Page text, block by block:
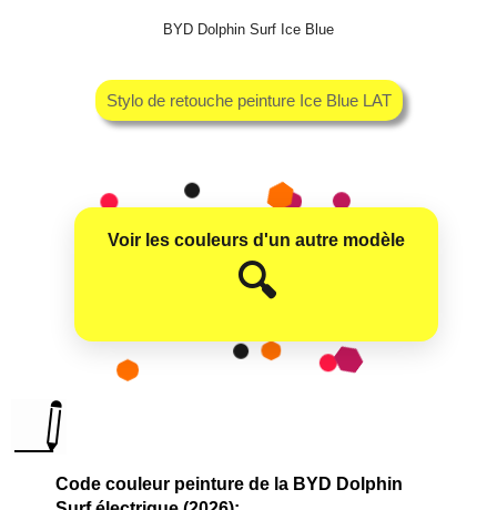
BYD Dolphin Surf Ice Blue
Stylo de retouche peinture Ice Blue LAT
😊
Voir les couleurs d'un autre modèle
🔍
Code couleur peinture de la BYD Dolphin